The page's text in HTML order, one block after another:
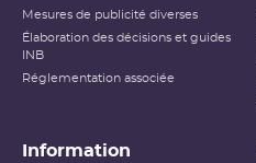
Mesures de publicité diverses
Élaboration des décisions et guides
INB
Réglementation associée
Information